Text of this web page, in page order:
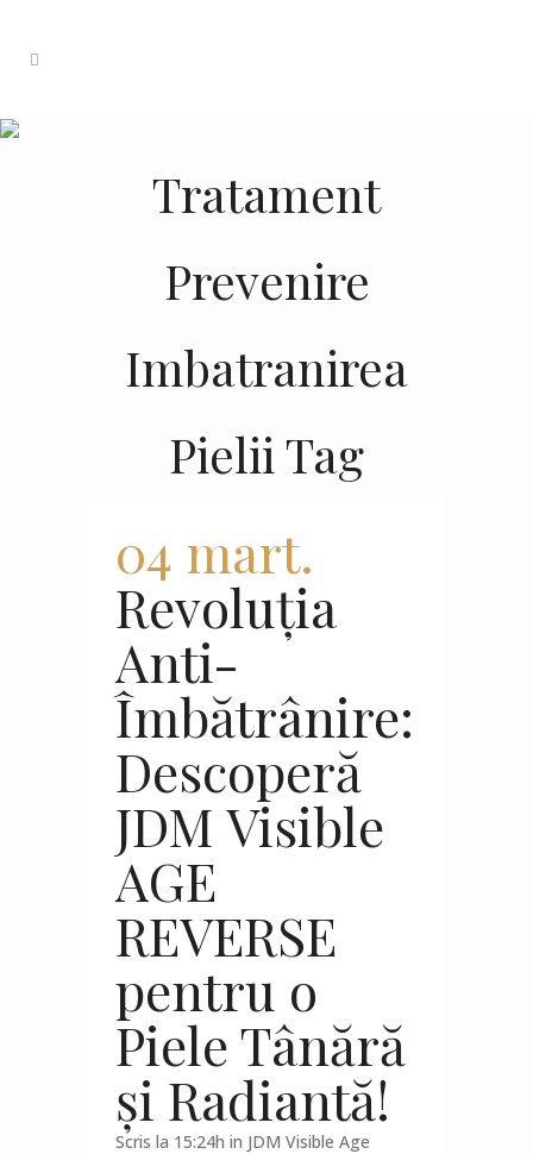
Tratament
Prevenire
Imbatranirea
Pielii Tag
04 mart.
Revoluția
Anti-
Îmbătrânire:
Descoperă
JDM Visible
AGE
REVERSE
pentru o
Piele Tânără
și Radiantă!
Scris la 15:24h in JDM Visible Age